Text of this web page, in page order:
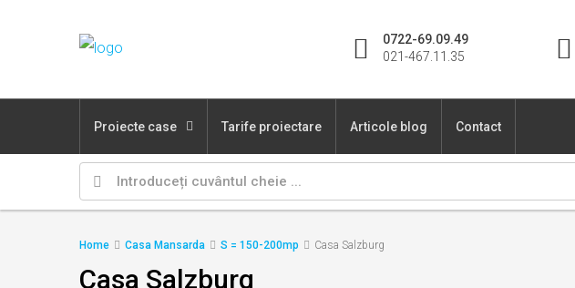
0722-69.09.49
021-467.11.35
Proiecte case Tarife proiectare Articole blog Contact
Home Casa Mansarda S = 150-200mp Casa Salzburg
Casa Salzburg